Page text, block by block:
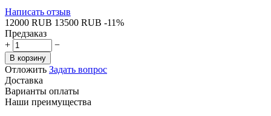
Написать отзыв
‍12000‍ RUB ‍13500‍ RUB -11%
Предзаказ
+
−
В корзину
Отложить Задать вопрос
Доставка
Варианты оплаты
Наши преимущества